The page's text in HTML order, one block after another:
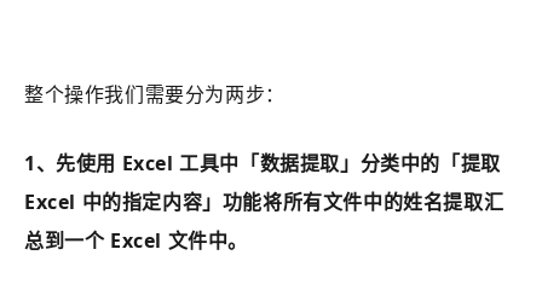
整个操作我们需要分为两步：
1、先使用 Excel 工具中 「数据提取」分类中的 「提取
Excel 中的指定内容」功能将所有文件中的姓名提取汇
总到一个 Excel 文件中。